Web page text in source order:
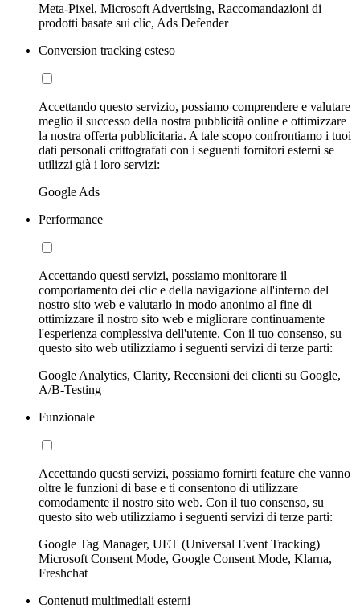
Meta-Pixel, Microsoft Advertising, Raccomandazioni di
prodotti basate sui clic, Ads Defender
Conversion tracking esteso
Accettando questo servizio, possiamo comprendere e valutare
meglio il successo della nostra pubblicità online e ottimizzare
la nostra offerta pubblicitaria. A tale scopo confrontiamo i tuoi
dati personali crittografati con i seguenti fornitori esterni se
utilizzi già i loro servizi:
Google Ads
Performance
Accettando questi servizi, possiamo monitorare il
comportamento dei clic e della navigazione all'interno del
nostro sito web e valutarlo in modo anonimo al fine di
ottimizzare il nostro sito web e migliorare continuamente
l'esperienza complessiva dell'utente. Con il tuo consenso, su
questo sito web utilizziamo i seguenti servizi di terze parti:
Google Analytics, Clarity, Recensioni dei clienti su Google,
A/B-Testing
Funzionale
Accettando questi servizi, possiamo fornirti feature che vanno
oltre le funzioni di base e ti consentono di utilizzare
comodamente il nostro sito web. Con il tuo consenso, su
questo sito web utilizziamo i seguenti servizi di terze parti:
Google Tag Manager, UET (Universal Event Tracking)
Microsoft Consent Mode, Google Consent Mode, Klarna,
Freshchat
Contenuti multimediali esterni